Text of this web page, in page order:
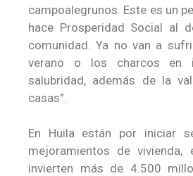
campoalegrunos. Este es un
hace Prosperidad Social al
comunidad. Ya no van a
verano o los charcos en
salubridad, además de la
casas”.
En Huila están por iniciar
mejoramientos de
invierten más de 4.500